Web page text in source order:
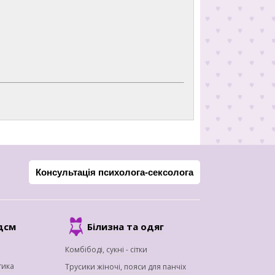
Консультація психолога-сексолога
Білизна та одяг
Комбібоді, сукні - сітки
Трусики жіночі, пояси для панчіх